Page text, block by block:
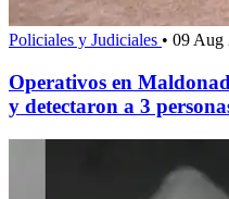
Policiales y Judiciales • 09 Aug
Operativos en
y detectaron a 3